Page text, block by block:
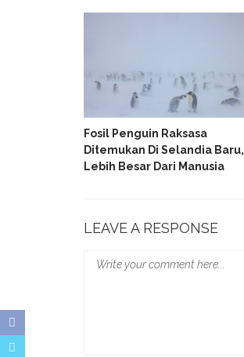
Fosil Penguin Raksasa
Ditemukan Di Selandia Baru,
Lebih Besar Dari Manusia
LEAVE A RESPONSE